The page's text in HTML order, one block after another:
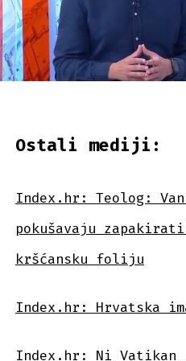
Ostali mediji:
Index.hr: Teolog:
pokušavaju
kršćansku foliju
Index.hr: Hrvatska
Index.hr: Ni Vatikan